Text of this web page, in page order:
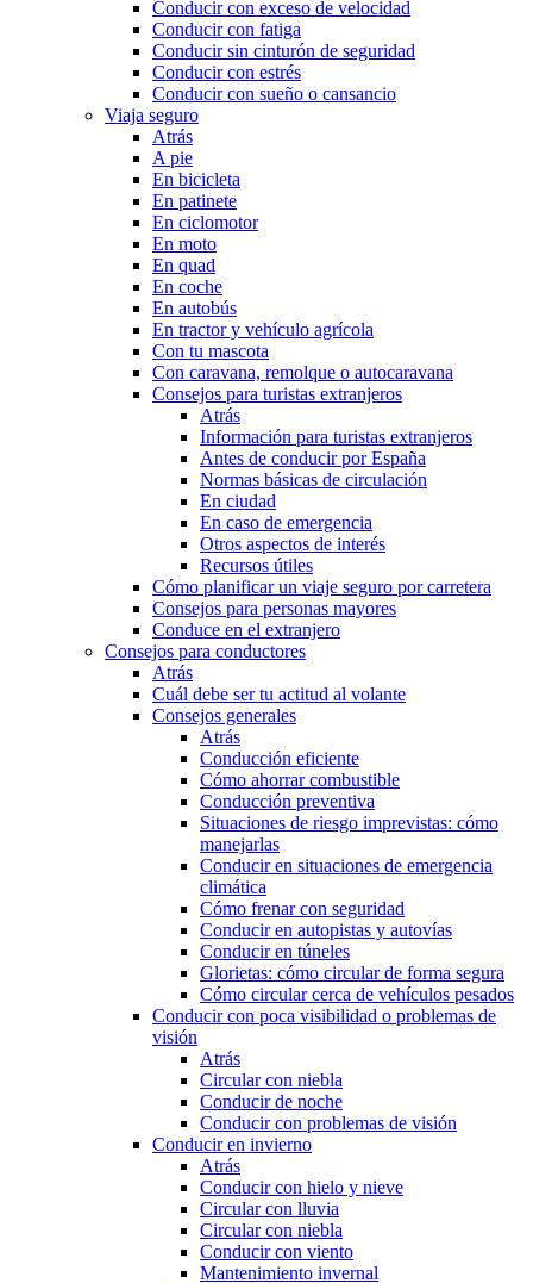
Conducir con exceso de velocidad
Conducir con fatiga
Conducir sin cinturón de seguridad
Conducir con estrés
Conducir con sueño o cansancio
Viaja seguro
Atrás
A pie
En bicicleta
En patinete
En ciclomotor
En moto
En quad
En coche
En autobús
En tractor y vehículo agrícola
Con tu mascota
Con caravana, remolque o autocaravana
Consejos para turistas extranjeros
Atrás
Información para turistas extranjeros
Antes de conducir por España
Normas básicas de circulación
En ciudad
En caso de emergencia
Otros aspectos de interés
Recursos útiles
Cómo planificar un viaje seguro por carretera
Consejos para personas mayores
Conduce en el extranjero
Consejos para conductores
Atrás
Cuál debe ser tu actitud al volante
Consejos generales
Atrás
Conducción eficiente
Cómo ahorrar combustible
Conducción preventiva
Situaciones de riesgo imprevistas: cómo
manejarlas
Conducir en situaciones de emergencia
climática
Cómo frenar con seguridad
Conducir en autopistas y autovías
Conducir en túneles
Glorietas: cómo circular de forma segura
Cómo circular cerca de vehículos pesados
Conducir con poca visibilidad o problemas de
visión
Atrás
Circular con niebla
Conducir de noche
Conducir con problemas de visión
Conducir en invierno
Atrás
Conducir con hielo y nieve
Circular con lluvia
Circular con niebla
Conducir con viento
Mantenimiento invernal